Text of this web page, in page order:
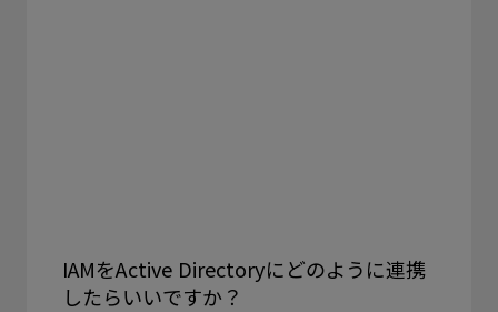
IAMをActive Directoryにどのように連携
したらいいですか？